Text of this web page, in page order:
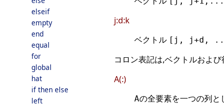
elseif
empty
end
equal
for
global
hat
if then else
left
j:d:k
ベクトル [j, j+d,
コロン表記は,ベクトルおよ
A(:)
Aの全要素を一つの列と